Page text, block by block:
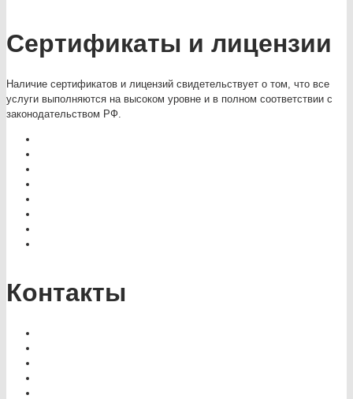
Сертификаты и лицензии
Наличие сертификатов и лицензий свидетельствует о том, что все
услуги выполняются на высоком уровне и в полном соответствии с
законодательством РФ.
Контакты